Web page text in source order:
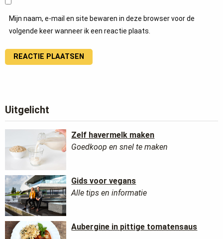
Mijn naam, e-mail en site bewaren in deze browser voor de
volgende keer wanneer ik een reactie plaats.
Uitgelicht
Zelf havermelk maken
Goedkoop en snel te maken
Gids voor vegans
Alle tips en informatie
Aubergine in pittige tomatensaus